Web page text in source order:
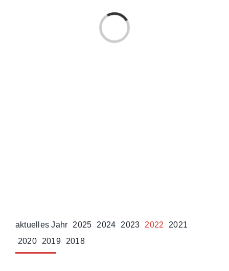
Laden...
aktuelles Jahr 2025 2024 2023 2022
2021
2020
2019 2018